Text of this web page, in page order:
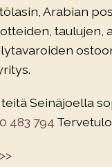
Arabian
taulujen,
Seinäjoella
483 794